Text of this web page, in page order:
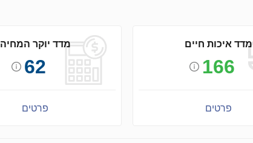
מדד איכות חיים
166
פרטים
מדד יוקר המחיה
62
פרטים